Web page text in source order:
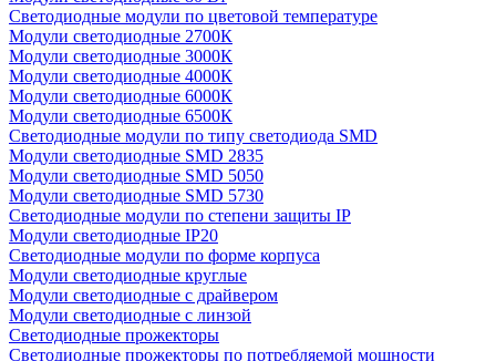
Светодиодные модули по цветовой температуре
Модули светодиодные 2700К
Модули светодиодные 3000К
Модули светодиодные 4000К
Модули светодиодные 6000К
Модули светодиодные 6500К
Светодиодные модули по типу светодиода SMD
Модули светодиодные SMD 2835
Модули светодиодные SMD 5050
Модули светодиодные SMD 5730
Светодиодные модули по степени защиты IP
Модули светодиодные IP20
Светодиодные модули по форме корпуса
Модули светодиодные круглые
Модули светодиодные с драйвером
Модули светодиодные с линзой
Светодиодные прожекторы
Светодиодные прожекторы по потребляемой мощности